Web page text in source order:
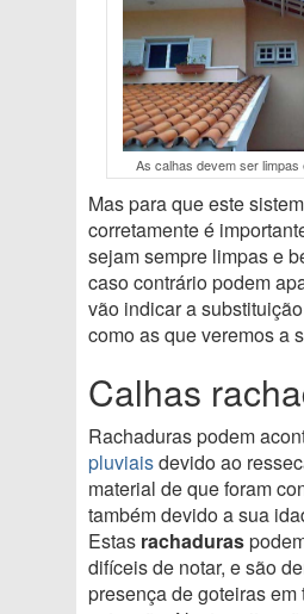
As calhas devem ser limpas
Mas para que este
corretamente é
sejam sempre limpas e
caso contrário podem
vão indicar a
como as que veremos a
Calhas
Rachaduras podem
pluviaisdevido ao
material de que foram
também devido a sua
Estas rachaduras
difíceis de notar, e são
presença de goteiras em